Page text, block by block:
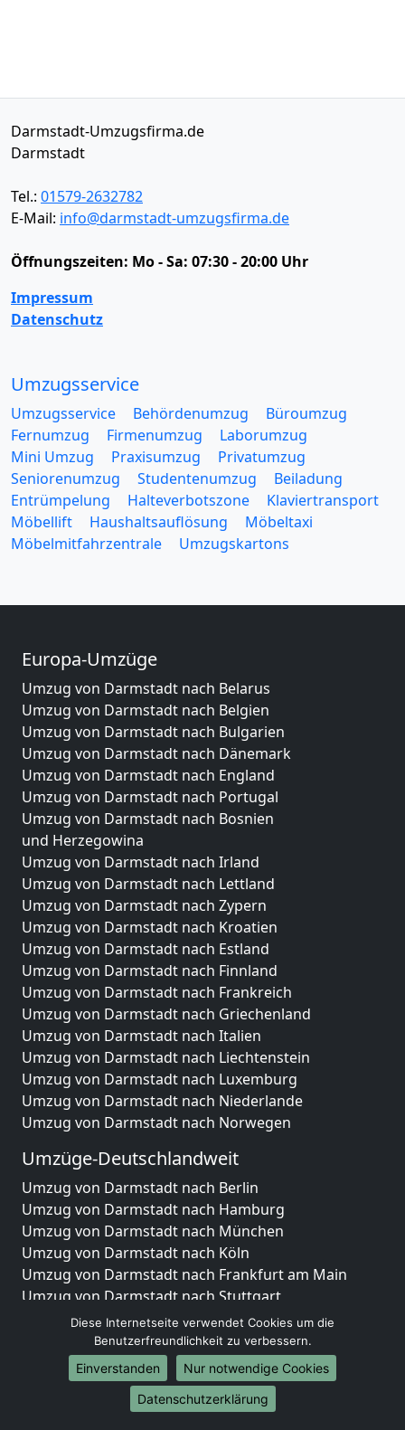
Darmstadt-Umzugsfirma.de
Darmstadt
Tel.: 01579-2632782
E-Mail: info@darmstadt-umzugsfirma.de
Öffnungszeiten: Mo - Sa: 07:30 - 20:00 Uhr
Impressum
Datenschutz
Umzugsservice
Umzugsservice Behördenumzug
Büroumzug
Fernumzug
Firmenumzug
Laborumzug
Mini Umzug
Praxisumzug
Privatumzug
Seniorenumzug
Studentenumzug
Beiladung
Entrümpelung
Halteverbotszone
Klaviertransport
Möbellift
Haushaltsauflösung
Möbeltaxi
Möbelmitfahrzentrale
Umzugskartons
Europa-Umzüge
Umzug von Darmstadt nach Belarus
Umzug von Darmstadt nach Belgien
Umzug von Darmstadt nach Bulgarien
Umzug von Darmstadt nach Dänemark
Umzug von Darmstadt nach England
Umzug von Darmstadt nach Portugal
Umzug von Darmstadt nach Bosnien
und Herzegowina
Umzug von Darmstadt nach Irland
Umzug von Darmstadt nach Lettland
Umzug von Darmstadt nach Zypern
Umzug von Darmstadt nach Kroatien
Umzug von Darmstadt nach Estland
Umzug von Darmstadt nach Finnland
Umzug von Darmstadt nach Frankreich
Umzug von Darmstadt nach Griechenland
Umzug von Darmstadt nach Italien
Umzug von Darmstadt nach Liechtenstein
Umzug von Darmstadt nach Luxemburg
Umzug von Darmstadt nach Niederlande
Umzug von Darmstadt nach Norwegen
Umzüge-Deutschlandweit
Umzug von Darmstadt nach Berlin
Umzug von Darmstadt nach Hamburg
Umzug von Darmstadt nach München
Umzug von Darmstadt nach Köln
Umzug von Darmstadt nach Frankfurt am Main
Umzug von Darmstadt nach Stuttgart
Umzug von Darmstadt nach Düsseldorf
Umzug von Darmstadt nach Leipzig
Umzug von Darmstadt nach Dortmund
Umzug von Darmstadt nach Essen
Umzug von Darmstadt nach Bremen
Diese Internetseite verwendet Cookies um die
Benutzerfreundlichkeit zu verbessern.
Einverstanden
Nur notwendige Cookies
Datenschutzerklärung